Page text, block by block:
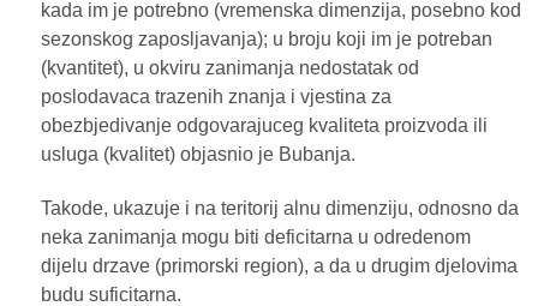
kada im je potrebno (vremenska dimenzija, posebno kod
sezonskog zaposljavanja); u broju koji im je potreban
(kvantitet), u okviru zanimanja nedostatak od
poslodavaca trazenih znanja i vjestina za
obezbjedivanje odgovarajuceg kvaliteta proizvoda ili
usluga (kvalitet) objasnio je Bubanja.
Takode, ukazuje i na teritorij alnu dimenziju, odnosno da
neka zanimanja mogu biti deficitarna u odredenom
dijelu drzave (primorski region), a da u drugim djelovima
budu suficitarna.